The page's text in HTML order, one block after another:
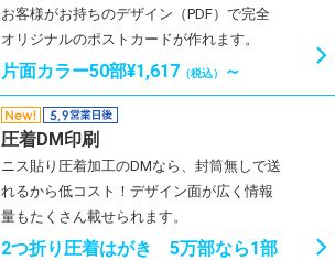
お客様がお持ちのデザイン（PDF）で完全
オリジナルのポストカードが作れます。
片面カラー50部¥1,617 （税込） ～
圧着DM印刷
ニス貼り圧着加工のDMなら、封筒無しで送
れるから低コスト！デザイン面が広く情報
量もたくさん載せられます。
2つ折り圧着はがき 5万部なら1部